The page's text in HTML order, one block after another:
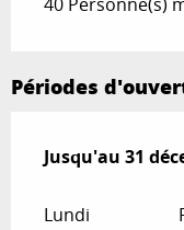
Périodes
Du5 janvier
Jusqu'au 31
Lundi